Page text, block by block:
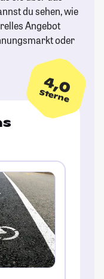
du sehen, wie
Angebot
oder
4,0
Sterne